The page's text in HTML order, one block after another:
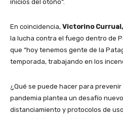
inicios del otoño”.
En coincidencia, Victorino Currual,
la lucha contra el fuego dentro de
que “hoy tenemos gente de la
temporada, trabajando en los
¿Qué se puede hacer para
pandemia plantea un desafío
distanciamiento y protocolos de